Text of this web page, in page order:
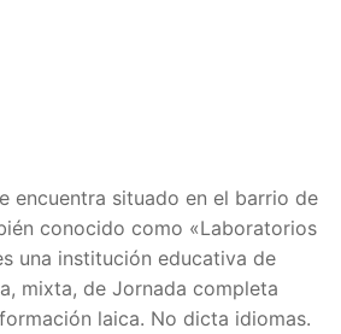
encuentra situado en el barrio de
conocido como «Laboratorios
una institución educativa de
mixta, de Jornada completa
laica. No dicta idiomas.